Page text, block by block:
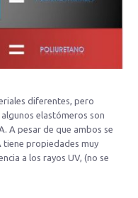
diferentes, pero
elastómeros son
A pesar de que ambos se
tiene propiedades muy
a los rayos UV, (no se